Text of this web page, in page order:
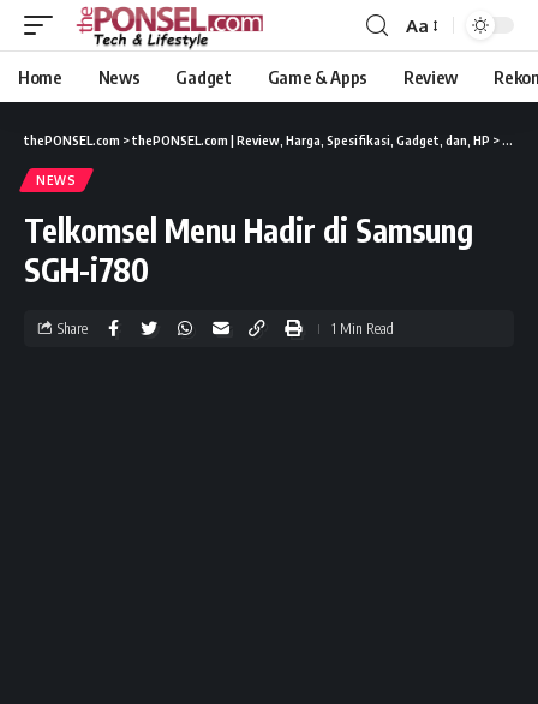
Aa
Home News Gadget Game & Apps Review
thePONSEL.com >thePONSEL.com | Review, Harga, Spesifikasi, Gadget, dan, HP > News
NEWS
Telkomsel Menu Hadir di Samsung
SGH-i780
Share 1 Min Read